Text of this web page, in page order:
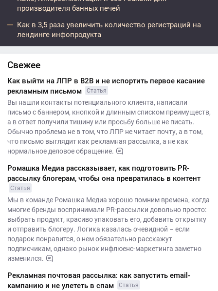
производителя банных печей
Как в 3,5 раза увеличить количество регистраций на
лендинге инфопродукта
Свежее
Как выйти на ЛПР в B2B и не испортить первое касание
рекламным письмом
Статья
Вы нашли контакты потенциального клиента, написали
письмо с баннером, кнопкой и длинным списком преимуществ,
а в ответ получили тишину или просьбу больше не писать.
Обычно проблема не в том, что ЛПР не читает почту, а в том,
что письмо выглядит как рекламная рассылка, а не как
нормальное деловое обращение.
Ромашка Медиа рассказывает, как подготовить PR-
рассылку блогерам, чтобы она превратилась в контент
Статья
Мы в команде Ромашка Медиа хорошо помним времена, когда
многие бренды воспринимали PR-рассылки довольно просто:
выбрать продукт, красиво упаковать его, добавить открытку
и отправить блогеру. Логика казалась очевидной – если
подарок понравится, о нем обязательно расскажут
подписчикам, однако рынок инфлюенс-маркетинга заметно
изменился.
Рекламная почтовая рассылка: как запустить email-
кампанию и не улететь в спам
Статья